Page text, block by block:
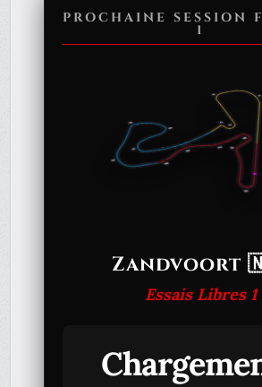
PROCHAINE SESSION
1
Zandvoort
Essais Libres 1